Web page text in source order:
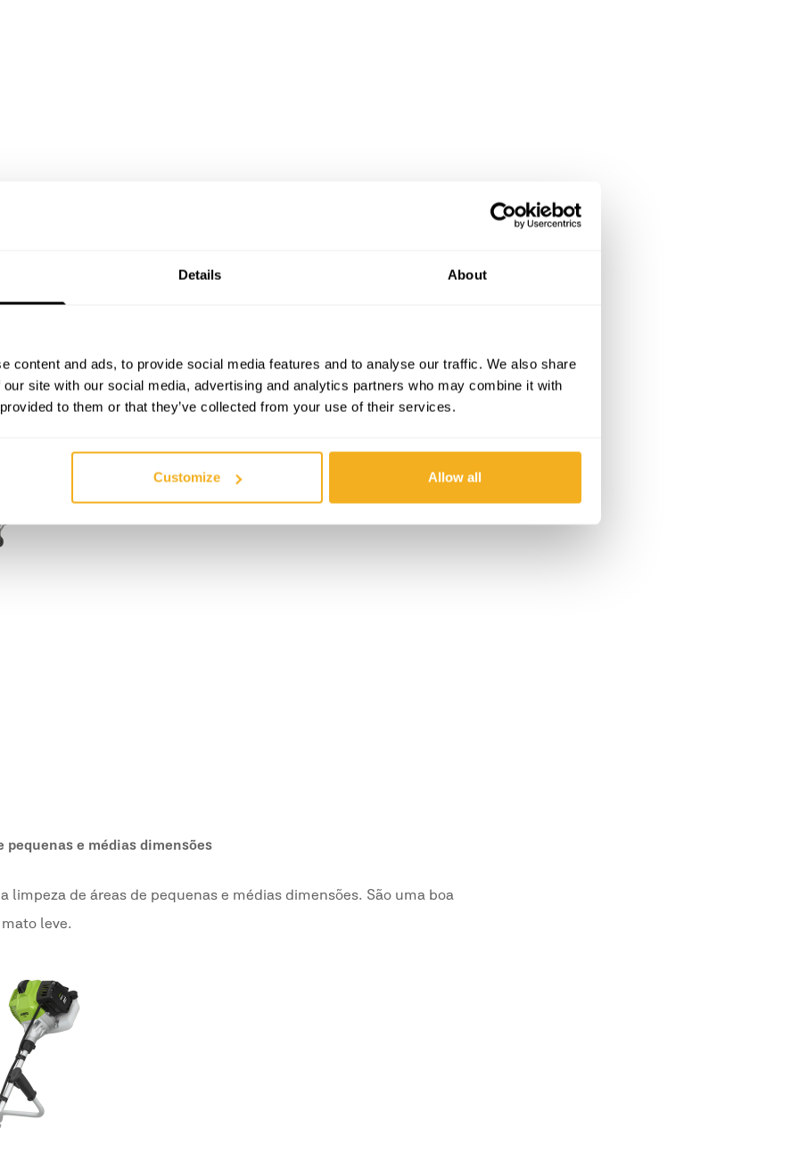
Details About
content and ads, to provide social media features and to analyse our traffic. We also share
site with our social media, advertising and analytics partners who may combine it with
to them or that they’ve collected from your use of their services.
Customize Allow all
os cantos difíceis
esta roçadora é perfeita para aparar cantos e realizar
em zonas de difícil acesso, como em redor de árvores,
pequenas e médias dimensões
limpeza de áreas de pequenas e médias dimensões. São uma boa
leve.